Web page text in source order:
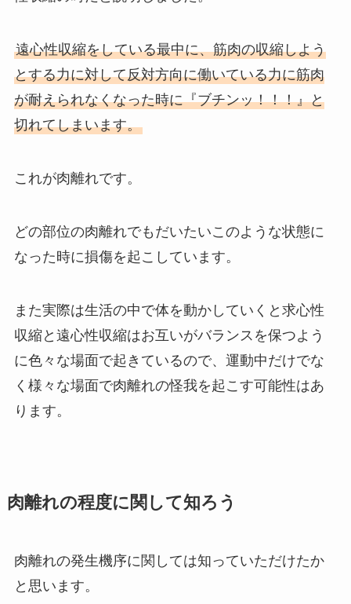
遠心性収縮をしている最中に、筋肉の収縮しよう
とする力に対して反対方向に働いている力に筋肉
が耐えられなくなった時に『ブチンッ！！！』と
切れてしまいます。
これが肉離れです。
どの部位の肉離れでもだいたいこのような状態に
なった時に損傷を起こしています。
また実際は生活の中で体を動かしていくと求心性
収縮と遠心性収縮はお互いがバランスを保つよう
に色々な場面で起きているので、運動中だけでな
く様々な場面で肉離れの怪我を起こす可能性はあ
ります。
肉離れの程度に関して知ろう
肉離れの発生機序に関しては知っていただけたか
と思います。